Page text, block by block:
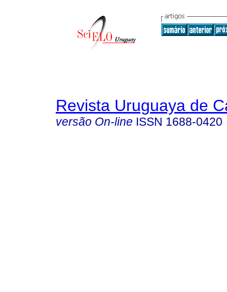
Revista Uruguaya de
versão On-line ISSN 1688-0420